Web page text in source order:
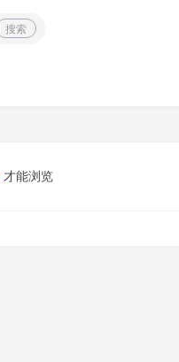
搜索
才能浏览